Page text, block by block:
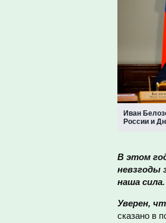
Иван
России и
В этом
невзгоды
наша сила.
Уверен,
сказано в